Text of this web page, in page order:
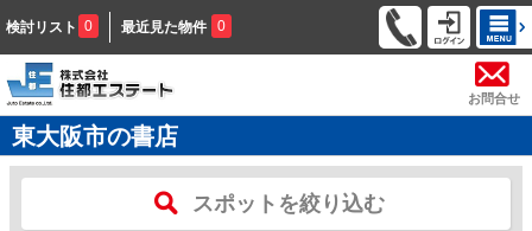
検討リスト 0 最近見た物件 0
お問合せ
東大阪市の書店
スポットを絞り込む